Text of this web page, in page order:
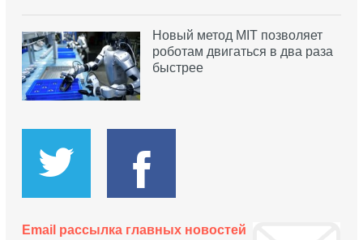
Новый метод MIT позволяет
роботам двигаться в два раза
быстрее
Email рассылка главных новостей